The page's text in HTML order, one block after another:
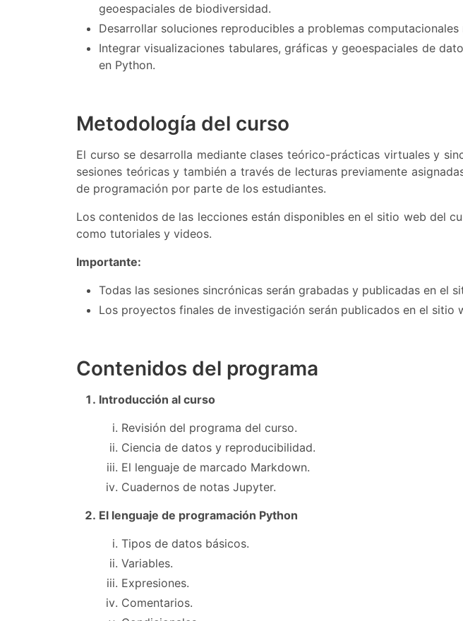
geoespaciales de biodiversidad.
Desarrollar soluciones reproducibles a problemas computacionales
Integrar visualizaciones tabulares, gráficas y geoespaciales de
en Python.
Metodología del curso
El curso se desarrolla mediante clases teórico-prácticas virtuales y
sesiones teóricas y también a través de lecturas previamente
de programación por parte de los estudiantes.
Los contenidos de las lecciones están disponibles en el sitio web del
como tutoriales y videos.
Importante:
Todas las sesiones sincrónicas serán grabadas y publicadas en el
Los proyectos finales de investigación serán publicados en el sitio
Contenidos del programa
Introducción al curso
Revisión del programa del curso.
Ciencia de datos y reproducibilidad.
El lenguaje de marcado Markdown.
Cuadernos de notas Jupyter.
El lenguaje de programación Python
Tipos de datos básicos.
Variables.
Expresiones.
Comentarios.